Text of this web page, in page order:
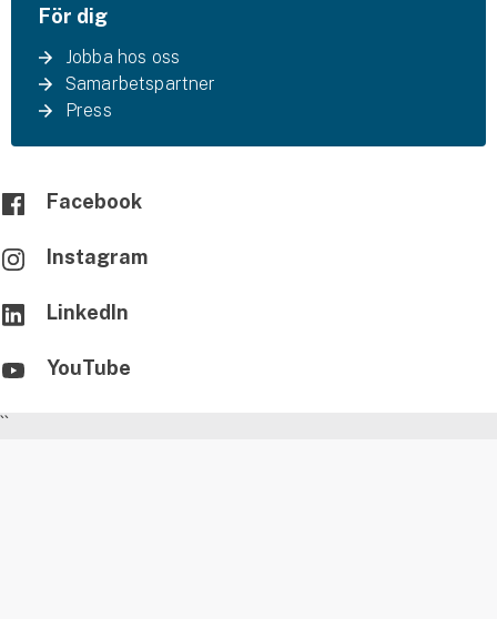
För dig
Jobba hos oss
Samarbetspartner
Press
Facebook
Instagram
LinkedIn
YouTube
``